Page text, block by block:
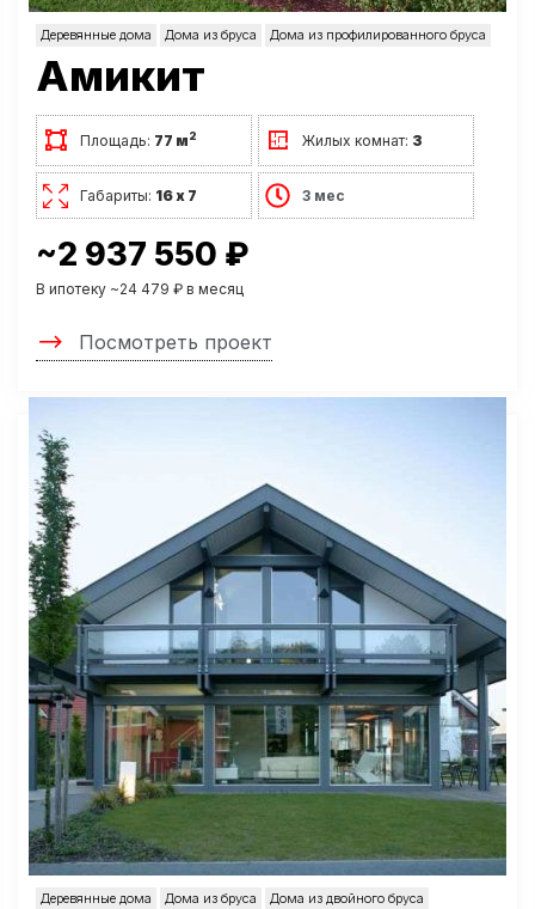
Деревянные дома Дома из бруса Дома из профилированного бруса
Амикит
Площадь: 77 м2 Жилых комнат: 3
Габариты: 16 х 7 3 мес
~2 937 550 ₽
В ипотеку ~24 479 ₽ в месяц
Посмотреть проект
Деревянные дома Дома из бруса Дома из двойного бруса